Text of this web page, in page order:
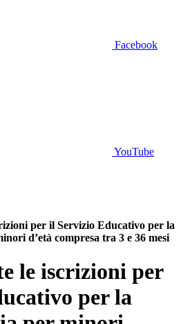
Facebook
YouTube
per il Servizio Educativo per la
d’età compresa tra 3 e 36 mesi
le iscrizioni per
per la